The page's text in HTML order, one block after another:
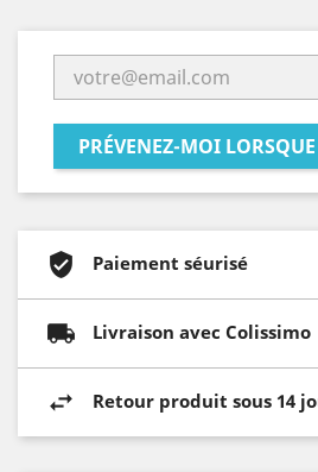
PRÉVENEZ-MOI
Paiement séurisé
Livraison avec Colissimo
Retour produit sous 14